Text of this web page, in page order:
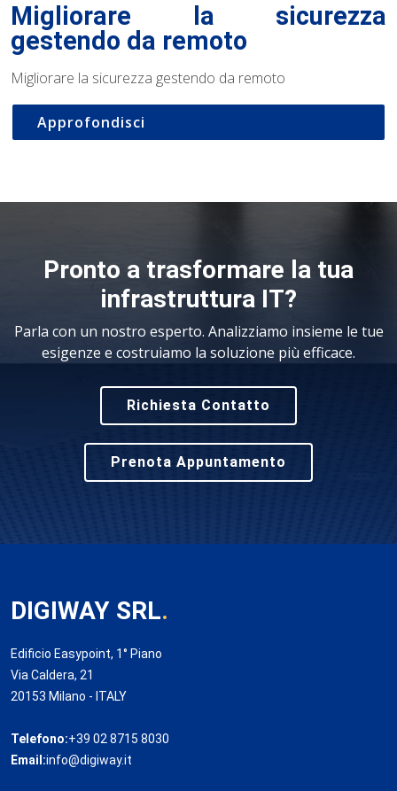
Migliorare la sicurezza
gestendo da remoto
Migliorare la sicurezza gestendo da remoto
Approfondisci
Pronto a trasformare la tua
infrastruttura IT?
Parla con un nostro esperto. Analizziamo insieme le tue
esigenze e costruiamo la soluzione più efficace.
Richiesta Contatto
Prenota Appuntamento
DIGIWAY SRL.
Edificio Easypoint, 1° Piano
Via Caldera, 21
20153 Milano - ITALY
Telefono:+39 02 8715 8030
Email:info@digiway.it